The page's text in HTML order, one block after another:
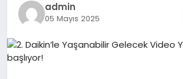
DÜNYA
EKONOMI
admin
05 Mayıs 2025